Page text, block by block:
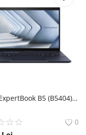
ASUS ExpertBook B5 (B5404) ASUS
0